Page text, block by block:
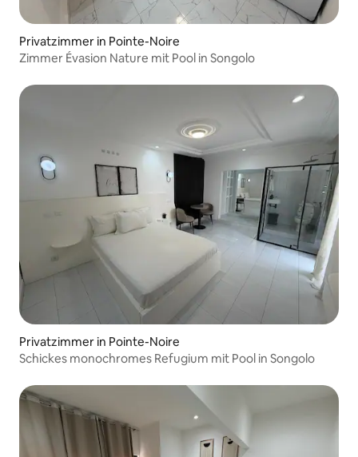
Privatzimmer in Pointe-Noire
Zimmer Évasion Nature mit Pool in Songolo
Privatzimmer in Pointe-Noire
Schickes monochromes Refugium mit Pool in Songolo